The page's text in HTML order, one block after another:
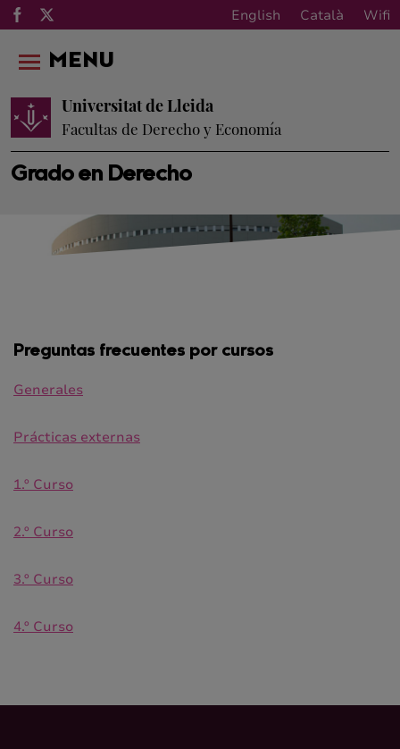
English Català Wifi
Grado en Derecho
Universitat de Lleida
Facultas de Derecho y Economía
MENU
Preguntas frecuentes por cursos
Generales
Prácticas externas
1.º Curso
2.º Curso
3.º Curso
4.º Curso